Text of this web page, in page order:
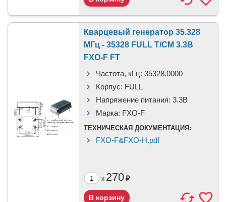
Кварцевый генератор 35.328
МГц - 35328 FULL T/CM 3.3В
FXO-F FT
Частота, кГц: 35328.0000
Корпус: FULL
Напряжение питания: 3.3В
Марка: FXO-F
ТЕХНИЧЕСКАЯ ДОКУМЕНТАЦИЯ:
FXO-F&FXO-H.pdf
x 270₽